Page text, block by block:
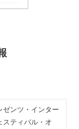
ゼンツ・インター
スティバル・オ